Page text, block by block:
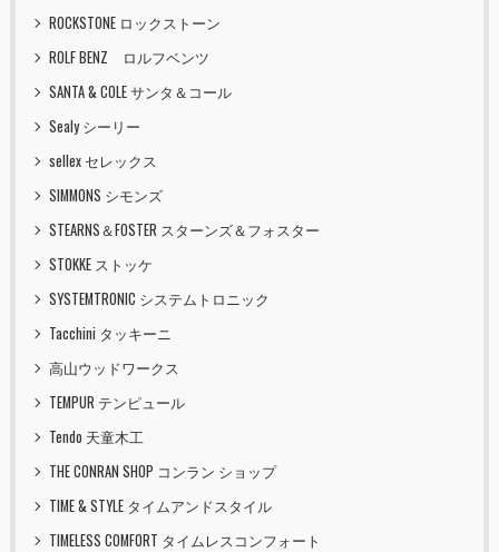
ROCKSTONE ロックストーン
ROLF BENZ ロルフベンツ
SANTA & COLE サンタ＆コール
Sealy シーリー
sellex セレックス
SIMMONS シモンズ
STEARNS＆FOSTER スターンズ＆フォスター
STOKKE ストッケ
SYSTEMTRONIC システムトロニック
Tacchini タッキーニ
高山ウッドワークス
TEMPUR テンピュール
Tendo 天童木工
THE CONRAN SHOP コンラン ショップ
TIME & STYLE タイムアンドスタイル
TIMELESS COMFORT タイムレスコンフォート